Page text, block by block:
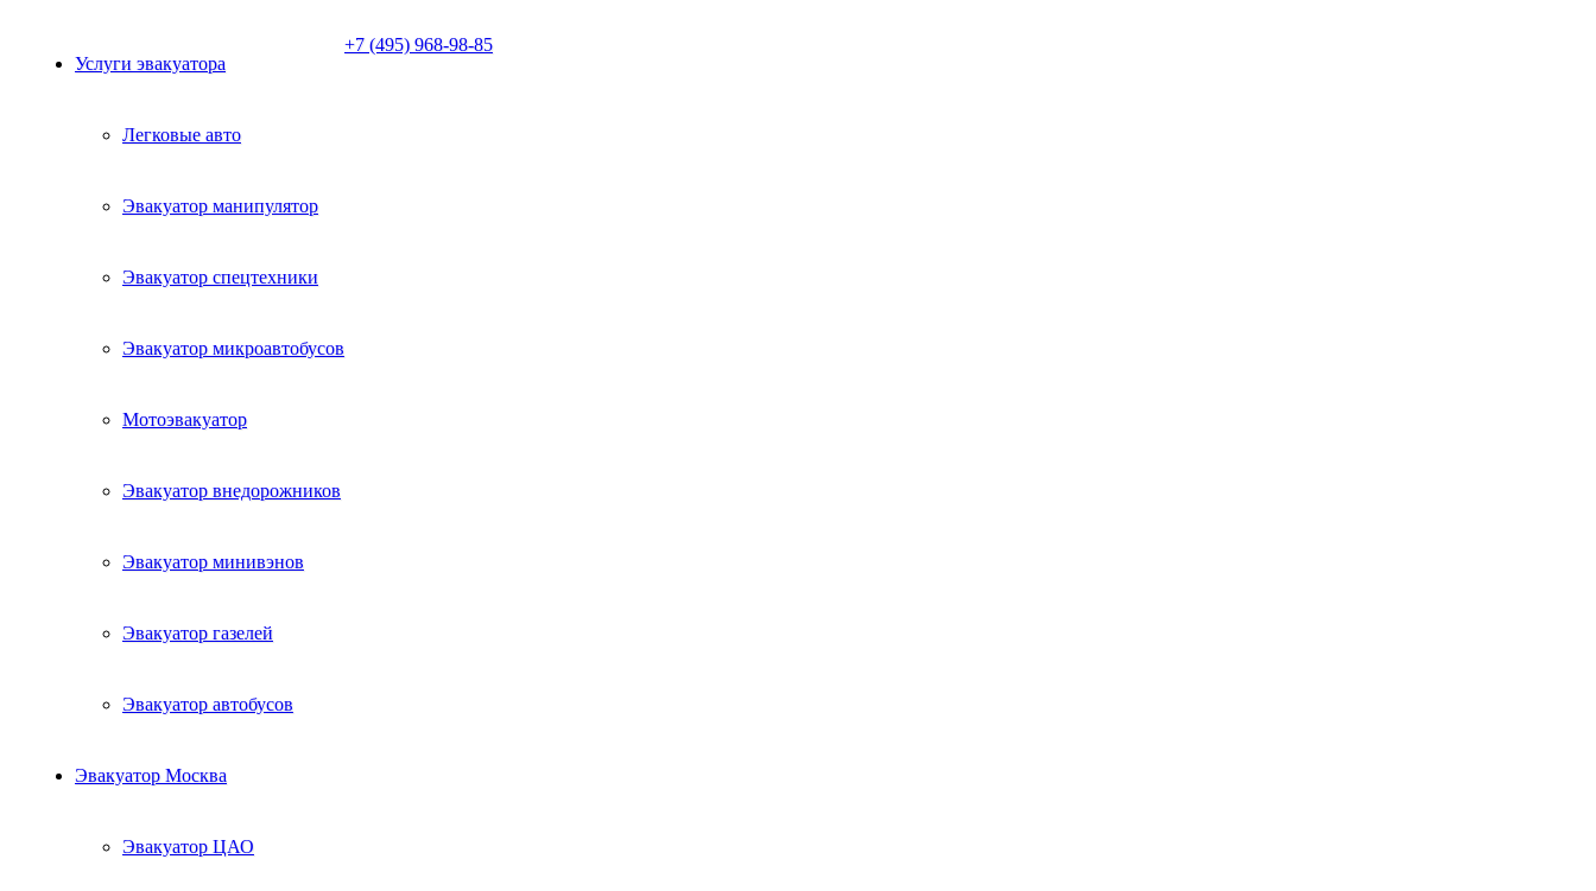
Услуги эвакуатора
Легковые авто
Эвакуатор манипулятор
Эвакуатор спецтехники
Эвакуатор микроавтобусов
Мотоэвакуатор
Эвакуатор внедорожников
Эвакуатор минивэнов
Эвакуатор газелей
Эвакуатор автобусов
Эвакуатор Москва
Эвакуатор ЦАО
+7 (495) 968-98-85